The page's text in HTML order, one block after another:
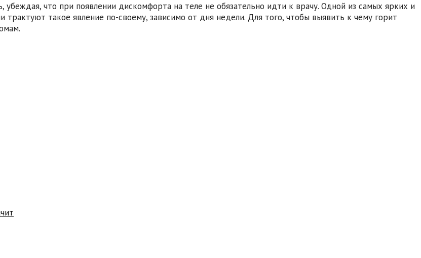
что при появлении дискомфорта на теле не обязательно идти к врачу. Одной из самых ярких и
такое явление по-своему, зависимо от дня недели. Для того, чтобы выявить к чему горит